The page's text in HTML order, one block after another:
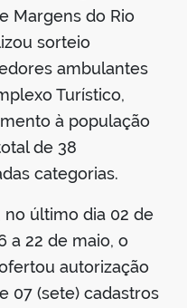
Margens do Rio
sorteio
ambulantes
Turístico,
à população
de 38
categorias.
no último dia 02 de
a 22 de maio, o
autorização
07 (sete) cadastros